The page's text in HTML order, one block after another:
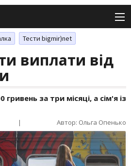
Тести bigmir)net
виплати від
за три місяці, а сім'я із
| Автор: Ольга Опенько